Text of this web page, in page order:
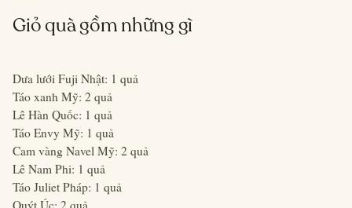
Giỏ quà gồm những gì
Dưa lưới Fuji Nhật: 1 quả
Táo xanh Mỹ: 2 quả
Lê Hàn Quốc: 1 quả
Táo Envy Mỹ: 1 quả
Cam vàng Navel Mỹ: 2 quả
Lê Nam Phi: 1 quả
Táo Juliet Pháp: 1 quả
Quýt Úc: 2 quả